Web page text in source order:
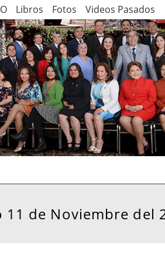
Libros Fotos Videos Pasados
11 de Noviembre del